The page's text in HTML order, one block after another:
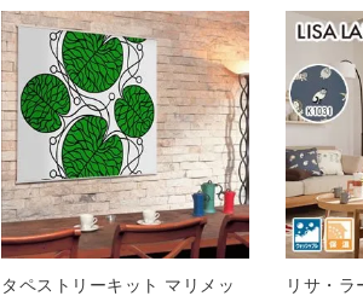
タペストリーキット マリメッ
リサ・ラ